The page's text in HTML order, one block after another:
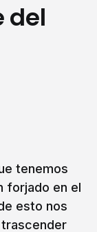
del
tenemos
forjado en el
esto nos
trascender